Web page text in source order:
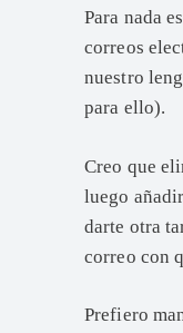
Para nada
correos
nuestro
para ello).
Creo que
luego
darte otra
correo con
Prefiero